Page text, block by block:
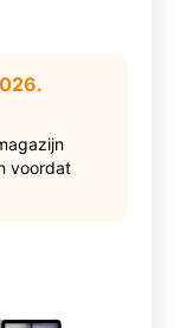
voordat